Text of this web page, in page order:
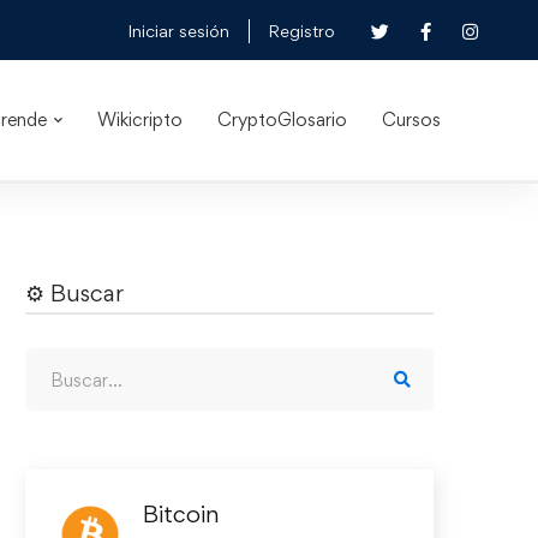
Iniciar sesión Registro
Wikicripto CryptoGlosario Cursos
⚙︎ Buscar
Bitcoin